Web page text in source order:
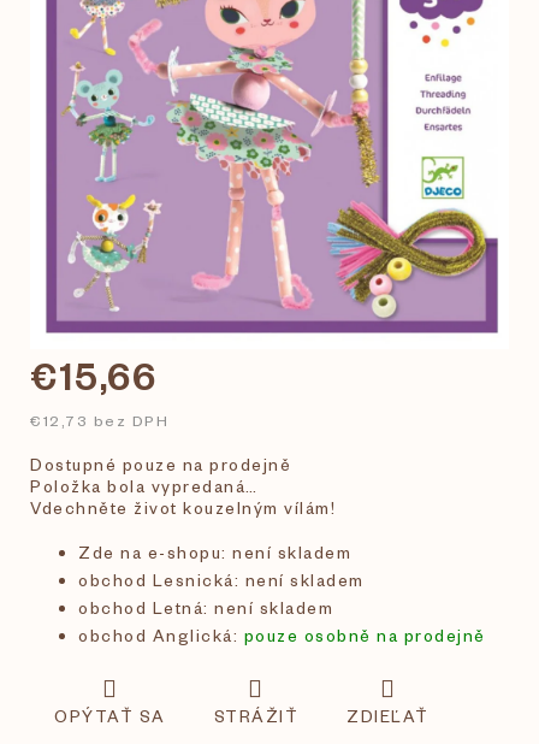
€15,66
€12,73 bez DPH
Dostupné pouze na prodejně
Položka bola vypredaná…
Vdechněte život kouzelným vílám!
Zde na e-shopu: není skladem
obchod Lesnická: není skladem
obchod Letná: není skladem
obchod Anglická: pouze osobně na prodejně
OPÝTAŤ SA STRÁŽIŤ ZDIEĽAŤ